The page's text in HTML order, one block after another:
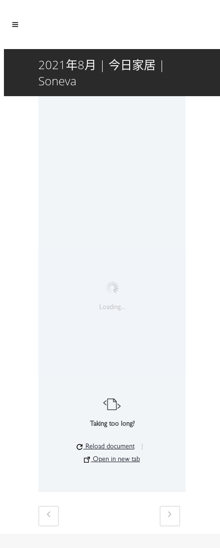
2021年8月 | 今日家居 |
Soneva
Loading...
Taking too long?
Reload document
Open in new tab